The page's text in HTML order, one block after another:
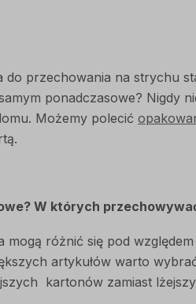
do przechowania na strychu
ponadczasowe?
Możemy polecić
W których
różnić się pod
artykułów warto
kartonów zamiast